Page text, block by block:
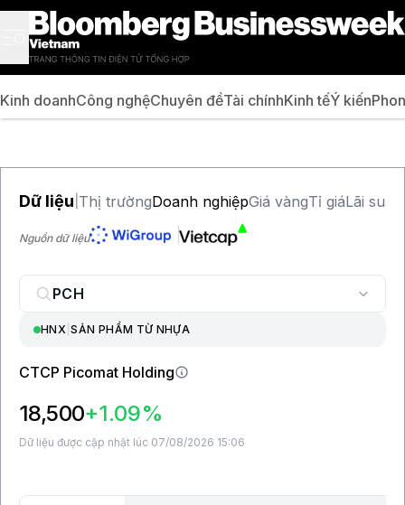
Kinh doanhCông nghệChuyên đềTài chínhKinh tếÝ kiến
Dữ liệu Thị trườngDoanh nghiệpGiá vàngTỉ giáLãi suất
Nguồn dữ liệu
HNX |SẢN PHẨM TỪ NHỰA
CTCP Picomat Holding
18,500+1.09%
Dữ liệu được cập nhật lúc 07/08/2026 15:06